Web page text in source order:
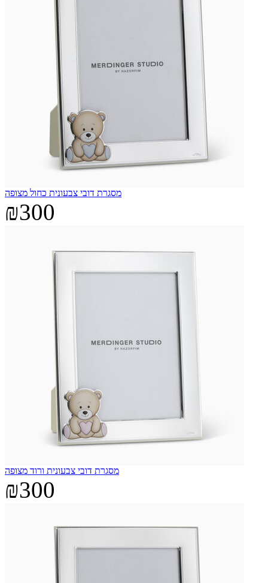
מסגרת דובי צבעונית כחול מצופה
₪300
מסגרת דובי צבעונית ורוד מצופה
₪300